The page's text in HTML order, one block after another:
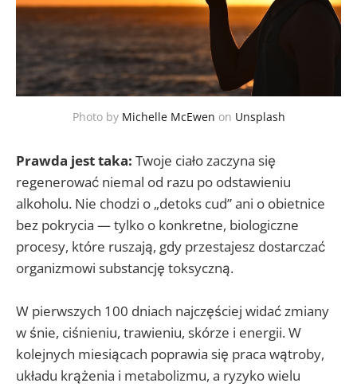
Photo by Michelle McEwen on Unsplash
Prawda jest taka: Twoje ciało zaczyna się
regenerować niemal od razu po odstawieniu
alkoholu. Nie chodzi o „detoks cud” ani o obietnice
bez pokrycia — tylko o konkretne, biologiczne
procesy, które ruszają, gdy przestajesz dostarczać
organizmowi substancję toksyczną.
W pierwszych 100 dniach najczęściej widać zmiany
w śnie, ciśnieniu, trawieniu, skórze i energii. W
kolejnych miesiącach poprawia się praca wątroby,
układu krążenia i metabolizmu, a ryzyko wielu